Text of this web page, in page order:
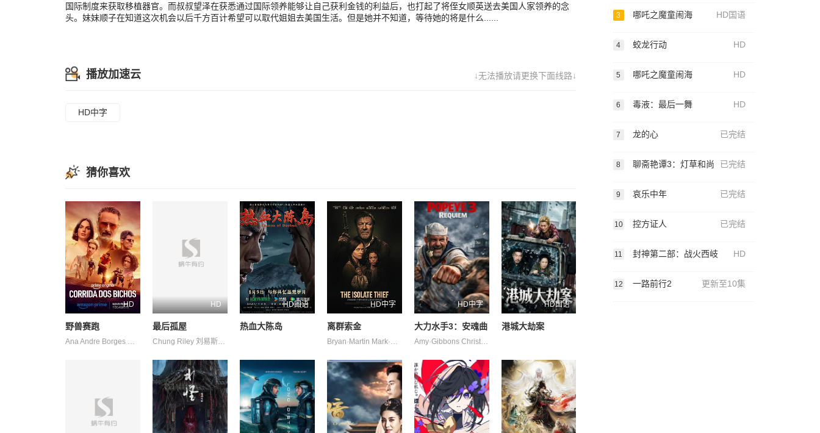
国际制度来获取移植器官。而叔叔望泽在获悉通过国际领养能够让自己获利金钱的利益后，也打起了将侄女顺英送去美国人家领养的念
头。妹妹顺子在知道这次机会以后千方百计希望可以取代姐姐去美国生活。但是她并不知道，等待她的将是什么......
↓无法播放请更换下面线路↓
播放加速云
HD中字
猜你喜欢
HD
野兽赛跑
Ana Andre Borges Camilla Camillo Campagnaro Carvalho Chagas Chao Chen Corleone Curti Delgado Gabriel Higor Leo Lucas Melo Paulo Perla Renato Souza Vieira de de de Ángel 杰西卡·科雷斯 阿兹 阿妮塔 马修斯·阿布雷乌
HD
最后孤屋
Chung Riley 刘易斯·古迪 加百列·钟 南希·鲍德温 奥利弗·亨利·阿诺德 奥黛丽·安德森 杰德·奥金 格蕾塔·李 瓦格纳·马拉 艾玛·霍 西德·爱德华兹 诺亚·亚历山大·索斯诺夫斯基 费莉西蒂·鲍恩 陶妮·丰塔纳
HD国语
热血大陈岛
HD中字
离群索金
Bryan·Martin Mark·Alan·Jaeger Philip·McDermott·Young 乔·潘托里亚诺 奥德娅·拉什 杰克·凯西 泰·辛普金斯 肖恩·宾 马丁·桑斯梅耶 麦肯吉·弗依
HD中字
大力水手3：安魂曲
Amy·Gibbons Christopher·Morley Fitim·DeStena Jack·Hyde Juliette·Smith Lara·Sas Mark·Tunstall Will·Middleton 史蒂芬·莫瑞 杰茜·维宁
HD国语
港城大劫案
3 哪吒之魔童闹海 HD国语
4 蛟龙行动 HD
5 哪吒之魔童闹海 HD
6 毒液：最后一舞 HD
7 龙的心 已完结
8 聊斋艳谭3：灯草和尚 已完结
9 哀乐中年 已完结
10 控方证人 已完结
11 封神第二部：战火西岐 HD
12 一路前行2 更新至10集